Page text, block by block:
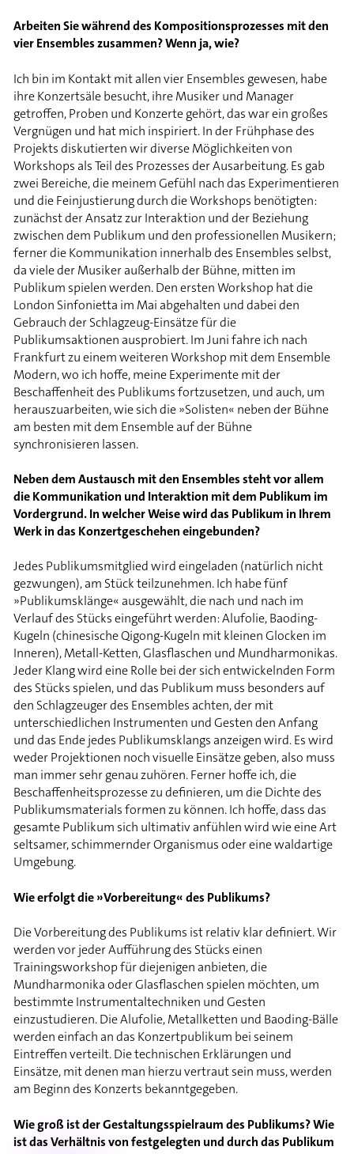
Arbeiten Sie während des Kompositionsprozesses mit den
vier Ensembles zusammen? Wenn ja, wie?
Ich bin im Kontakt mit allen vier Ensembles gewesen, habe
ihre Konzertsäle besucht, ihre Musiker und Manager
getroffen, Proben und Konzerte gehört, das war ein großes
Vergnügen und hat mich inspiriert. In der Frühphase des
Projekts diskutierten wir diverse Möglichkeiten von
Workshops als Teil des Prozesses der Ausarbeitung. Es gab
zwei Bereiche, die meinem Gefühl nach das Experimentieren
und die Feinjustierung durch die Workshops benötigten:
zunächst der Ansatz zur Interaktion und der Beziehung
zwischen dem Publikum und den professionellen Musikern;
ferner die Kommunikation innerhalb des Ensembles selbst,
da viele der Musiker außerhalb der Bühne, mitten im
Publikum spielen werden. Den ersten Workshop hat die
London Sinfonietta im Mai abgehalten und dabei den
Gebrauch der Schlagzeug-Einsätze für die
Publikumsaktionen ausprobiert. Im Juni fahre ich nach
Frankfurt zu einem weiteren Workshop mit dem Ensemble
Modern, wo ich hoffe, meine Experimente mit der
Beschaffenheit des Publikums fortzusetzen, und auch, um
herauszuarbeiten, wie sich die »Solisten« neben der Bühne
am besten mit dem Ensemble auf der Bühne
synchronisieren lassen.
Neben dem Austausch mit den Ensembles steht vor allem
die Kommunikation und Interaktion mit dem Publikum im
Vordergrund. In welcher Weise wird das Publikum in Ihrem
Werk in das Konzertgeschehen eingebunden?
Jedes Publikumsmitglied wird eingeladen (natürlich nicht
gezwungen), am Stück teilzunehmen. Ich habe fünf
»Publikumsklänge« ausgewählt, die nach und nach im
Verlauf des Stücks eingeführt werden: Alufolie, Baoding-
Kugeln (chinesische Qigong-Kugeln mit kleinen Glocken im
Inneren), Metall-Ketten, Glasflaschen und Mundharmonikas.
Jeder Klang wird eine Rolle bei der sich entwickelnden Form
des Stücks spielen, und das Publikum muss besonders auf
den Schlagzeuger des Ensembles achten, der mit
unterschiedlichen Instrumenten und Gesten den Anfang
und das Ende jedes Publikumsklangs anzeigen wird. Es wird
weder Projektionen noch visuelle Einsätze geben, also muss
man immer sehr genau zuhören. Ferner hoffe ich, die
Beschaffenheitsprozesse zu definieren, um die Dichte des
Publikumsmaterials formen zu können. Ich hoffe, dass das
gesamte Publikum sich ultimativ anfühlen wird wie eine Art
seltsamer, schimmernder Organismus oder eine waldartige
Umgebung.
Wie erfolgt die »Vorbereitung« des Publikums?
Die Vorbereitung des Publikums ist relativ klar definiert. Wir
werden vor jeder Aufführung des Stücks einen
Trainingsworkshop für diejenigen anbieten, die
Mundharmonika oder Glasflaschen spielen möchten, um
bestimmte Instrumentaltechniken und Gesten
einzustudieren. Die Alufolie, Metallketten und Baoding-Bälle
werden einfach an das Konzertpublikum bei seinem
Eintreffen verteilt. Die technischen Erklärungen und
Einsätze, mit denen man hierzu vertraut sein muss, werden
am Beginn des Konzerts bekanntgegeben.
Wie groß ist der Gestaltungsspielraum des Publikums? Wie
ist das Verhältnis von festgelegten und durch das Publikum